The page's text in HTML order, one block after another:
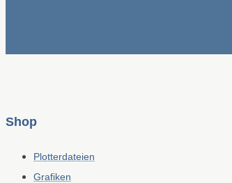
Shop
Plotterdateien
Grafiken